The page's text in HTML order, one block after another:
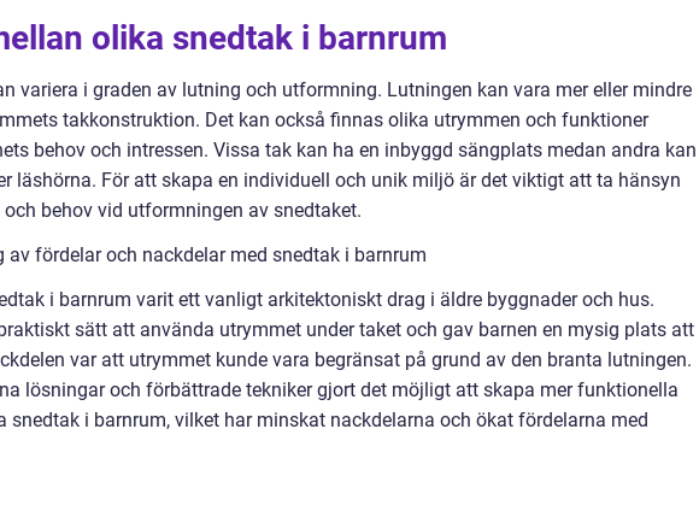
olika snedtak i barnrum
variera i graden av lutning och utformning. Lutningen kan vara mer eller mindre
takkonstruktion. Det kan också finnas olika utrymmen och funktioner
behov och intressen. Vissa tak kan ha en inbyggd sängplats medan andra kan
läshörna. För att skapa en individuell och unik miljö är det viktigt att ta hänsyn
behov vid utformningen av snedtaket.
av fördelar och nackdelar med snedtak i barnrum
i barnrum varit ett vanligt arkitektoniskt drag i äldre byggnader och hus.
sätt att använda utrymmet under taket och gav barnen en mysig plats att
var att utrymmet kunde vara begränsat på grund av den branta lutningen.
lösningar och förbättrade tekniker gjort det möjligt att skapa mer funktionella
snedtak i barnrum, vilket har minskat nackdelarna och ökat fördelarna med